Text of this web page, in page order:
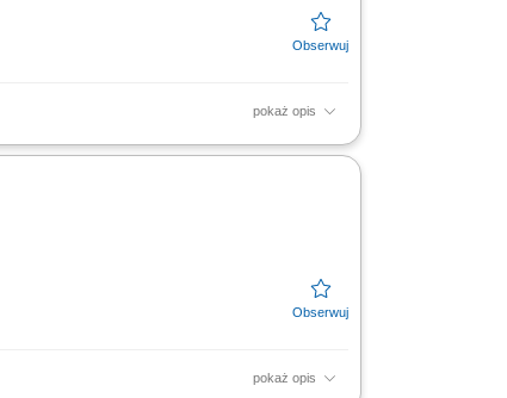
pokaż opis
sprzedażowych, profesjonalna
pokaż opis